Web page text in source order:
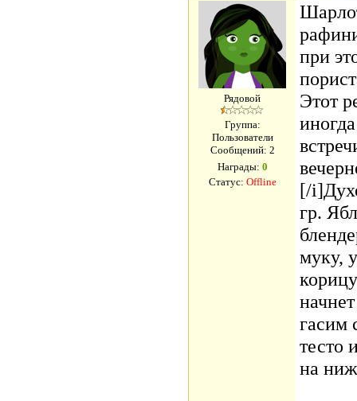
Рядовой
Группа:
Пользователи
Сообщений: 2
Награды: 0
Статус: Offline
при
Этот
[/
гр.
муку,
гасим
тесто
на